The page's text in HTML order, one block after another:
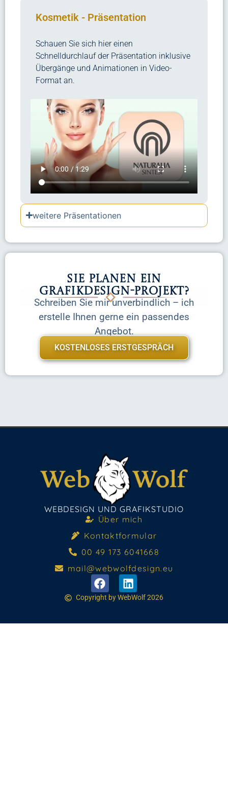
Kosmetik - Präsentation
Schauen Sie sich hier einen
Schnelldurchlauf der Präsentation inklusive
Übergänge und Animationen in Video-
Format an.
weitere Präsentationen
Sie planen ein
Grafikdesign-Projekt?
Schreiben Sie mir unverbindlich – ich
erstelle Ihnen gerne ein passendes
Angebot.
KOSTENLOSES ERSTGESPRÄCH
WEBDESIGN UND GRAFIKSTUDIO
Über mich
Kontaktformular
00 49 173 6041668
mail@webwolfdesign.eu
Copyright by WebWolf 2026